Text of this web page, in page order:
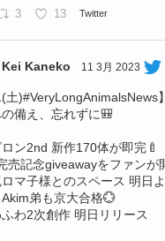
3 13 Twitter
Kei Kaneko 11 3月 2023
土)#VeryLongAnimalsNews】
備え、忘れずに🎒
ン2nd 新作170体が即完🍼
売記念giveawayをファンが
マ子様とのスペース 明日
弟も京大合格💮
わ2次創作 明日リリース